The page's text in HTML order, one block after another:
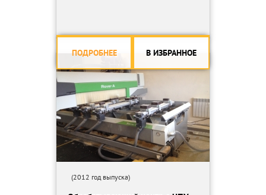
ПОДРОБНЕЕ В ИЗБРАННОЕ
(2012 год выпуска)